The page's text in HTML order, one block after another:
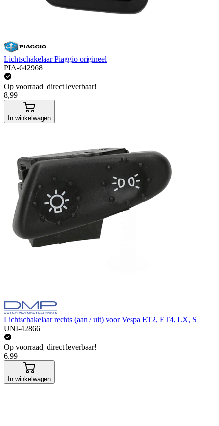
Lichtschakelaar Piaggio origineel
PIA-642968
Op voorraad, direct leverbaar!
8,99
In winkelwagen
Lichtschakelaar rechts (aan / uit) voor Vespa ET2, ET4, LX, S
UNI-42866
Op voorraad, direct leverbaar!
6,99
In winkelwagen